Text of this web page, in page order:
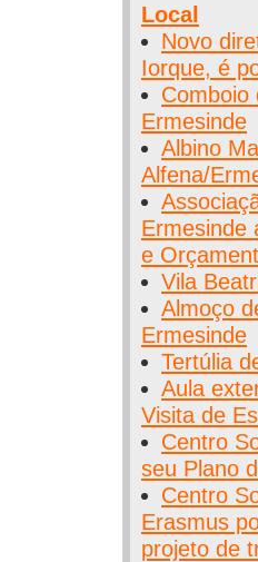
Local
Novo
Iorque, é
Comboio
Ermesinde
Albino
Alfena/
Ermesinde
e
Vila
Almoço
Ermesinde
Tertúlia
Aula
Visita de
Centro
seu Plano
Centro
Erasmus
projeto de